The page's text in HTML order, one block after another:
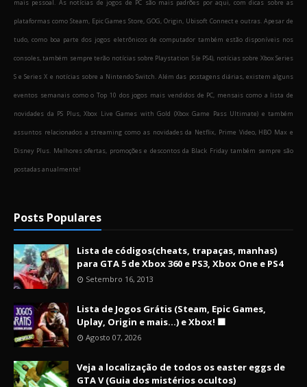
mais pessoal. As notícias de jogos de PC são mais padrões por aqui, com dicas sobre as
plataformas como Steam, Epic Games Store, GOG, Origin, Ubisoft Connect e outras. Apesar de
tudo, como boa parte dos jogos eletrônicos de computador também estão disponíveis nos
consoles, também sempre terão notícias sobre Playstation 5 (e PS4), notícias sobre Xbox Series
S e Series X e notícias sobre a Nintendo Switch. Além das postagens diárias, existem alguns
eventos semanais como o Top 10 dos jogos mais vendidos de PC, mensais como a lista de
novidades da PS Plus, Xbox Live Games with Gold (Xbox Game Pass Ultimate) e também
assuntos relacionados a streaming como as novidades da Netflix, Prime Video, HBO Max e
Disney Plus. Melhores ofertas, promoções e descontos da Black Friday também sempre são
postadas anualmente!
Posts Populares
Lista de códigos(cheats, trapaças, manhas)
para GTA 5 de Xbox 360 e PS3, Xbox One e PS4
Setembro 16, 2013
Lista de Jogos Grátis (Steam, Epic Games,
Uplay, Origin e mais...) e Xbox! 🟩
Agosto 07, 2026
Veja a localização de todos os easter eggs de
GTA V (Guia dos mistérios ocultos)